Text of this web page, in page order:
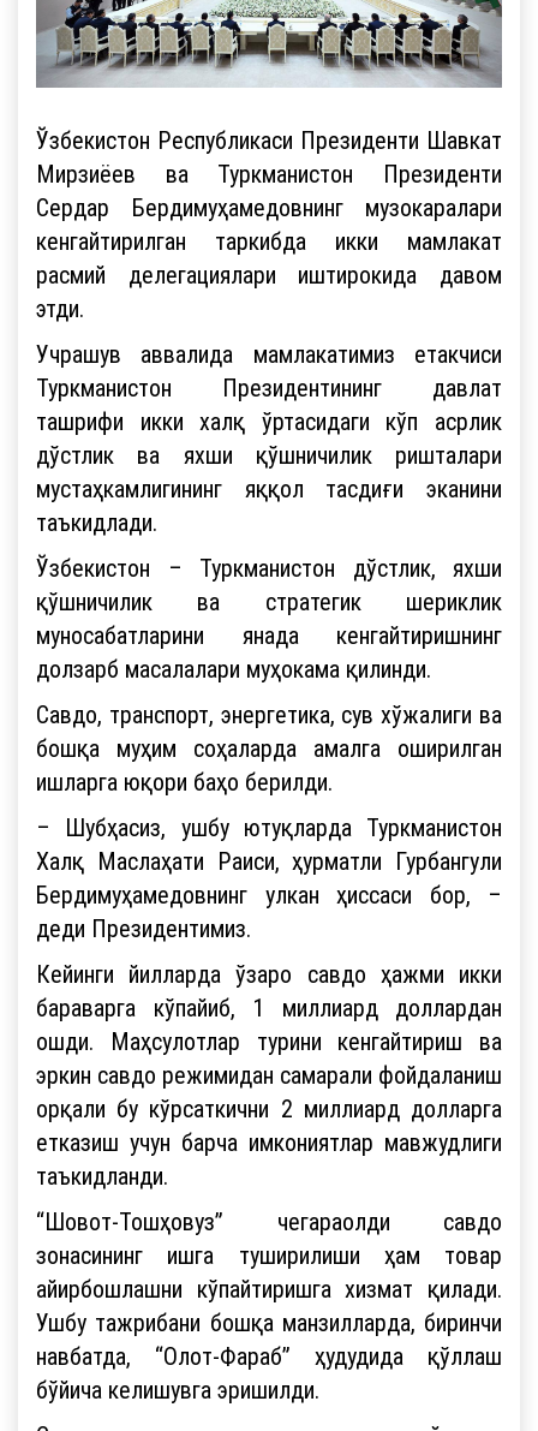
Ўзбекистон Республикаси Президенти Шавкат
Мирзиёев ва Туркманистон Президенти
Сердар Бердимуҳамедовнинг музокаралари
кенгайтирилган таркибда икки мамлакат
расмий делегациялари иштирокида давом
этди.
Учрашув аввалида мамлакатимиз етакчиси
Туркманистон Президентининг давлат
ташрифи икки халқ ўртасидаги кўп асрлик
дўстлик ва яхши қўшничилик ришталари
мустаҳкамлигининг яққол тасдиғи эканини
таъкидлади.
Ўзбекистон – Туркманистон дўстлик, яхши
қўшничилик ва стратегик шериклик
муносабатларини янада кенгайтиришнинг
долзарб масалалари муҳокама қилинди.
Савдо, транспорт, энергетика, сув хўжалиги ва
бошқа муҳим соҳаларда амалга оширилган
ишларга юқори баҳо берилди.
– Шубҳасиз, ушбу ютуқларда Туркманистон
Халқ Маслаҳати Раиси, ҳурматли Гурбангули
Бердимуҳамедовнинг улкан ҳиссаси бор, –
деди Президентимиз.
Кейинги йилларда ўзаро савдо ҳажми икки
бараварга кўпайиб, 1 миллиард доллардан
ошди. Маҳсулотлар турини кенгайтириш ва
эркин савдо режимидан самарали фойдаланиш
орқали бу кўрсаткични 2 миллиард долларга
етказиш учун барча имкониятлар мавжудлиги
таъкидланди.
“Шовот-Тошҳовуз” чегараолди савдо
зонасининг ишга туширилиши ҳам товар
айирбошлашни кўпайтиришга хизмат қилади.
Ушбу тажрибани бошқа манзилларда, биринчи
навбатда, “Олот-Фараб” ҳудудида қўллаш
бўйича келишувга эришилди.